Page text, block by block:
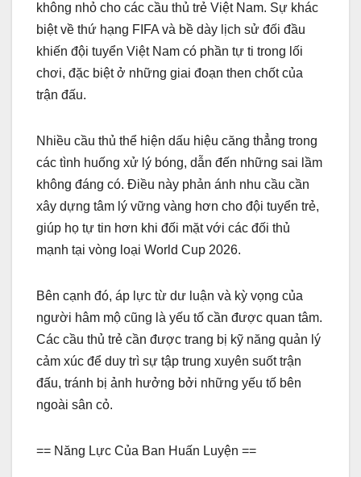
không nhỏ cho các cầu thủ trẻ Việt Nam. Sự khác
biệt về thứ hạng FIFA và bề dày lịch sử đối đầu
khiến đội tuyển Việt Nam có phần tự ti trong lối
chơi, đặc biệt ở những giai đoạn then chốt của
trận đấu.
Nhiều cầu thủ thể hiện dấu hiệu căng thẳng trong
các tình huống xử lý bóng, dẫn đến những sai lầm
không đáng có. Điều này phản ánh nhu cầu cần
xây dựng tâm lý vững vàng hơn cho đội tuyển trẻ,
giúp họ tự tin hơn khi đối mặt với các đối thủ
mạnh tại vòng loại World Cup 2026.
Bên cạnh đó, áp lực từ dư luận và kỳ vọng của
người hâm mộ cũng là yếu tố cần được quan tâm.
Các cầu thủ trẻ cần được trang bị kỹ năng quản lý
cảm xúc để duy trì sự tập trung xuyên suốt trận
đấu, tránh bị ảnh hưởng bởi những yếu tố bên
ngoài sân cỏ.
== Năng Lực Của Ban Huấn Luyện ==